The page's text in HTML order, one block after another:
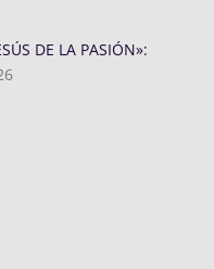
DE LA PASIÓN»: